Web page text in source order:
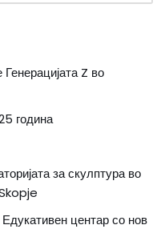
Z во
година
за скулптура во
центар со нов